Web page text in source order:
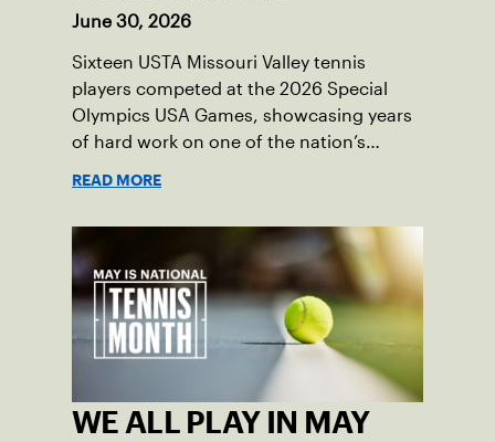
June 30, 2026
Sixteen USTA Missouri Valley tennis
players competed at the 2026 Special
Olympics USA Games, showcasing years
of hard work on one of the nation’s
READ MORE
WE ALL PLAY IN MAY